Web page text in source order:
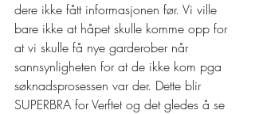
dere ikke fått informasjonen før. Vi ville
bare ikke at håpet skulle komme opp for
at vi skulle få nye garderober når
sannsynligheten for at de ikke kom pga
søknadsprosessen var der. Dette blir
SUPERBRA for Verftet og det gledes å se